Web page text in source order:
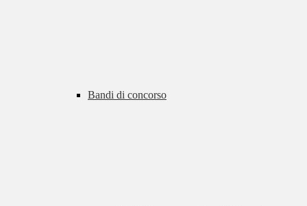
Bandi di concorso